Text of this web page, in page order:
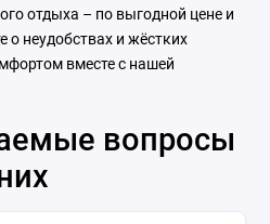
отдыха – по выгодной цене и
о неудобствах и жёстких
вместе с нашей
вопросы